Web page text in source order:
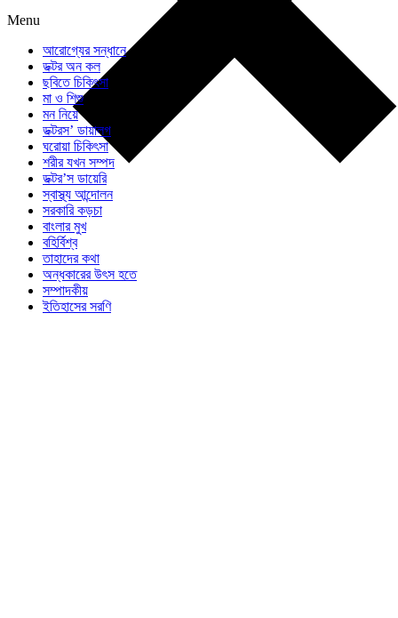
Menu
আরোগ্যের সন্ধানে
ডক্টর অন কল
ছবিতে চিকিৎসা
মা ও শিশু
মন নিয়ে
ডক্টরস’ ডায়ালগ
ঘরোয়া চিকিৎসা
শরীর যখন সম্পদ
ডক্টর’স ডায়েরি
স্বাস্থ্য আন্দোলন
সরকারি কড়চা
বাংলার মুখ
বহির্বিশ্ব
তাহাদের কথা
অন্ধকারের উৎস হতে
সম্পাদকীয়
ইতিহাসের সরণি